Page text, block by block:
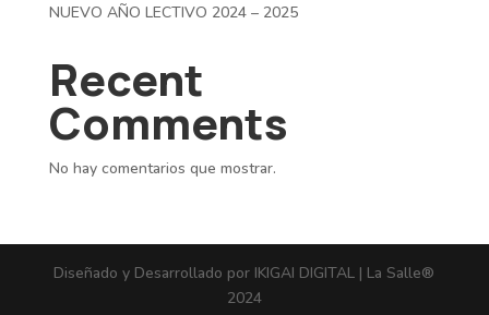
NUEVO AÑO LECTIVO 2024 – 2025
Recent
Comments
No hay comentarios que mostrar.
Diseñado y Desarrollado por IKIGAI DIGITAL | La Salle®
2024